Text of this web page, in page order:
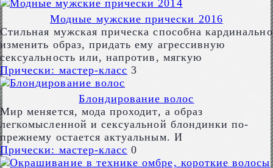
Модные мужские прически 2016
Стильная мужская прическа способна кардинально
изменить образ, придать ему агрессивную
сексуальность или, напротив, мягкую
Прически: мастер-класс 3
Блондирование волос
Мир меняется, мода проходит, а образ
легкомысленной и сексуальной блондинки по-
прежнему остается актуальным. И
Прически: мастер-класс 0